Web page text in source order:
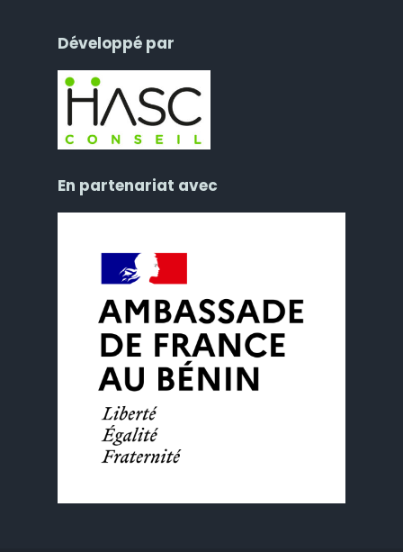
Développé par
En partenariat avec